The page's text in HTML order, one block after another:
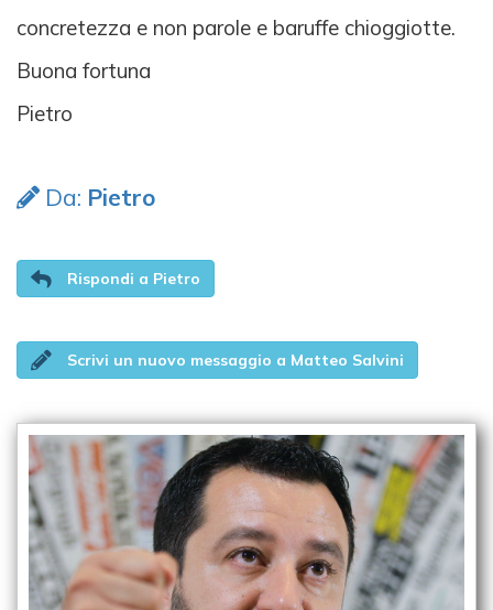
concretezza e non parole e baruffe chioggiotte.
Buona fortuna
Pietro
Da: Pietro
Rispondi a Pietro
Scrivi un nuovo messaggio a Matteo Salvini